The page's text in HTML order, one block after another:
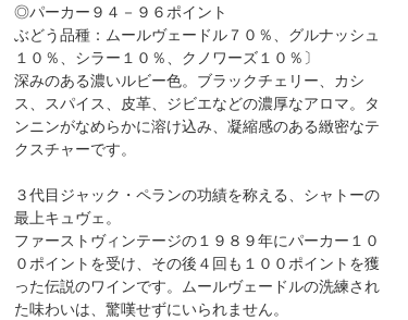
◎パーカー９４－９６ポイント
ぶどう品種：ムールヴェードル７０％、グルナッシュ
１０％、シラー１０％、クノワーズ１０％〕
深みのある濃いルビー色。ブラックチェリー、カシ
ス、スパイス、皮革、ジビエなどの濃厚なアロマ。タ
ンニンがなめらかに溶け込み、凝縮感のある緻密なテ
クスチャーです。
３代目ジャック・ペランの功績を称える、シャトーの
最上キュヴェ。
ファーストヴィンテージの１９８９年にパーカー１０
０ポイントを受け、その後４回も１００ポイントを獲
った伝説のワインです。ムールヴェードルの洗練され
た味わいは、驚嘆せずにいられません。